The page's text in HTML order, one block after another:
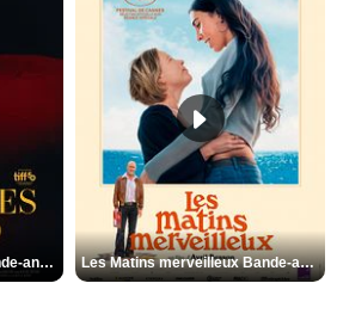
Les Silences de Riyad Bande-annonce VO STFR Les Matins merveilleux Bande-annonce VF